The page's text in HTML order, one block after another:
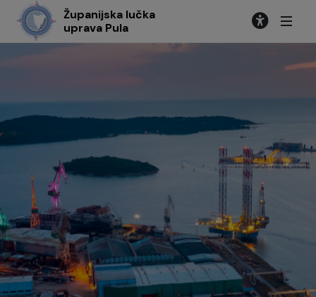
Županijska lučka
uprava Pula